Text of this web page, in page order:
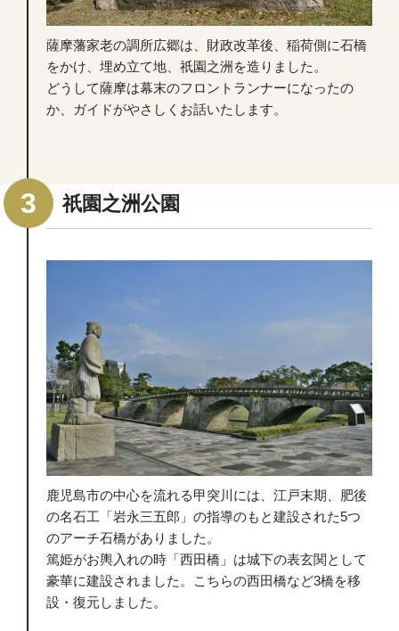
薩摩藩家老の調所広郷は、財政改革後、稲荷側に石橋
をかけ、埋め立て地、祇園之洲を造りました。
どうして薩摩は幕末のフロントランナーになったの
か、ガイドがやさしくお話いたします。
祇園之洲公園
鹿児島市の中心を流れる甲突川には、江戸末期、肥後
の名石工「岩永三五郎」の指導のもと建設された5つ
のアーチ石橋がありました。
篤姫がお輿入れの時「西田橋」は城下の表玄関として
豪華に建設されました。こちらの西田橋など3橋を移
設・復元しました。